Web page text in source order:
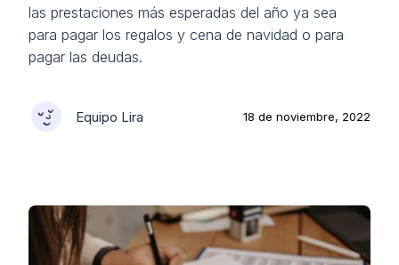
las prestaciones más esperadas del año ya sea
para pagar los regalos y cena de navidad o para
pagar las deudas.
Equipo Lira 18 de noviembre, 2022